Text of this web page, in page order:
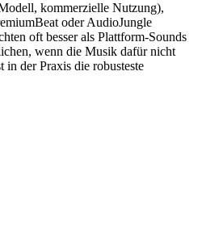
kommerzielle Nutzung),
oder AudioJungle
oft besser als Plattform-Sounds
wenn die Musik dafür nicht
der Praxis die robusteste